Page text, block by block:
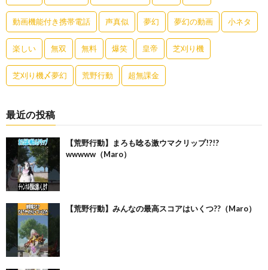
動画機能付き携帯電話 声真似 夢幻 夢幻の動画 小ネタ
楽しい 無双 無料 爆笑 皇帝 芝刈り機
芝刈り機〆夢幻 荒野行動 超無課金
最近の投稿
【荒野行動】まろも唸る激ウマクリップ!?!?
wwwww（Maro）
【荒野行動】みんなの最高スコアはいくつ??（Maro）